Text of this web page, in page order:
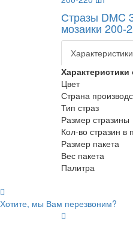
Стразы DMC
мозаики 200-
Характеристики
Характеристики
Цвет
Страна
Тип страз
Размер стразины
Кол-во стразин в
Размер пакета
Вес пакета
Палитра
Хотите, мы Вам перезвоним?